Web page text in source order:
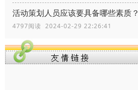
活动策划人员应该要具备哪些素质？
4797阅读 2024-02-29 22:26:41